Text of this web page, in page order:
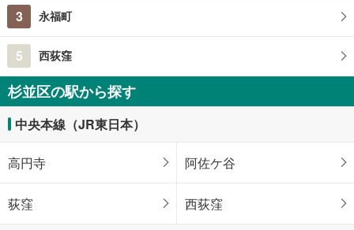
3 永福町
5 西荻窪
杉並区の駅から探す
中央本線（JR東日本）
高円寺 阿佐ケ谷
荻窪 西荻窪